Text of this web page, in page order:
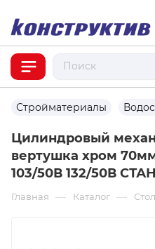
Стройматериалы
Цилиндровый
вертушка хром
103/50В 132/50В
Главная — Каталог —